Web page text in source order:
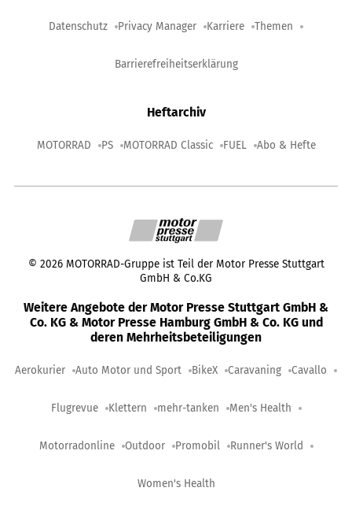
Datenschutz Privacy Manager Karriere Themen
Barrierefreiheitserklärung
Heftarchiv
MOTORRAD PS MOTORRAD Classic FUEL Abo & Hefte
© 2026 MOTORRAD-Gruppe ist Teil der Motor Presse Stuttgart
GmbH & Co.KG
Weitere Angebote der Motor Presse Stuttgart GmbH &
Co. KG & Motor Presse Hamburg GmbH & Co. KG und
deren Mehrheitsbeteiligungen
Aerokurier Auto Motor und Sport BikeX Caravaning Cavallo
Flugrevue Klettern mehr-tanken Men's Health
Motorradonline Outdoor Promobil Runner's World
Women's Health